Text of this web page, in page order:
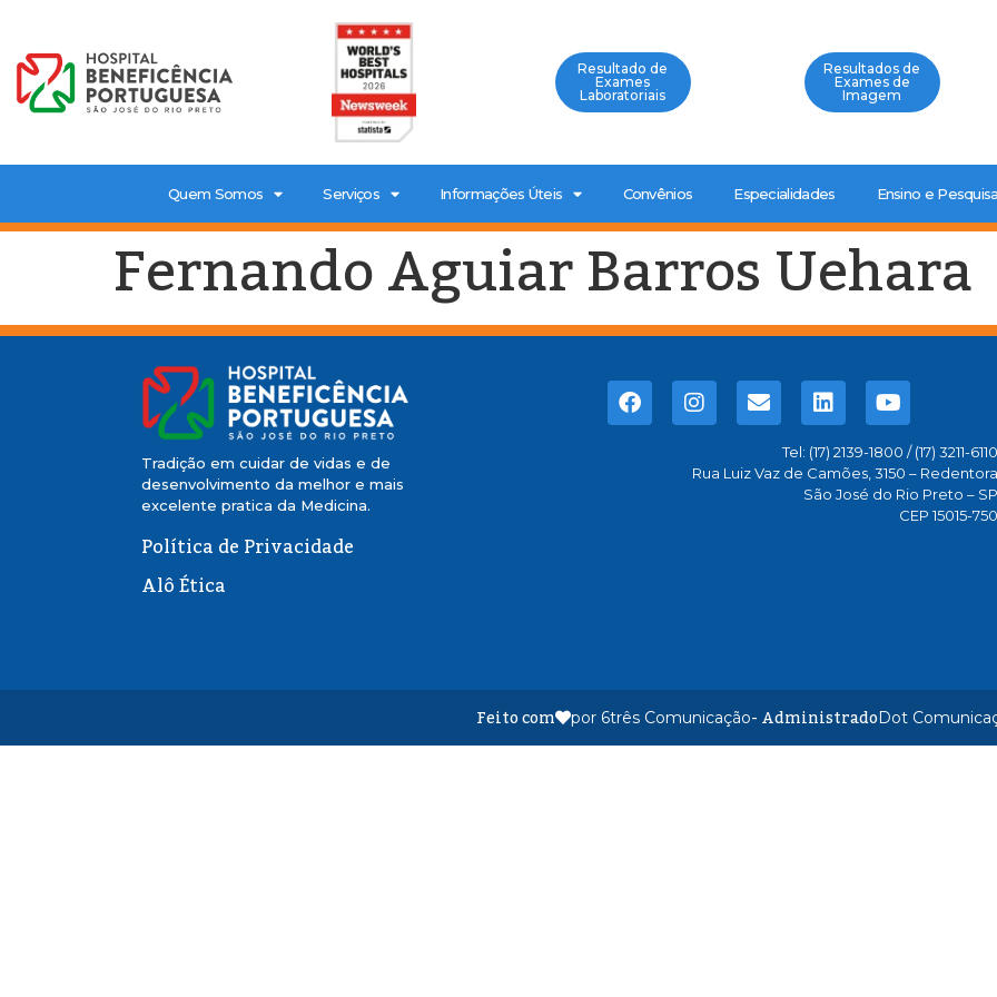
Resultado de
Exames
Laboratoriais
Resultados de
Exames de
Imagem
Quem Somos Serviços Informações Úteis Convênios Especialidades Ensino e Pesquisa
Fernando Aguiar Barros Uehara
Tradição em cuidar de vidas e de
desenvolvimento da melhor e mais
excelente pratica da Medicina.
Política de Privacidade
Alô Ética
Tel: (17) 2139-1800 / (17) 3211-6110
Rua Luiz Vaz de Camões, 3150 – Redentora
São José do Rio Preto – SP
CEP 15015-750
Feito com por 6três Comunicação- Administrado Dot